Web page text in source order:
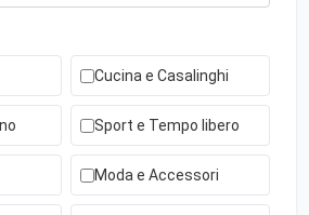
Cucina e Casalinghi
Sport e Tempo libero
Moda e Accessori